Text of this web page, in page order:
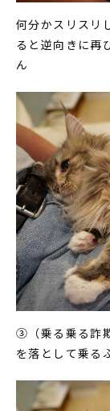
何分かスリスリ
ると逆向きに再
ん
③（乗る乗る詐
を落として乗る